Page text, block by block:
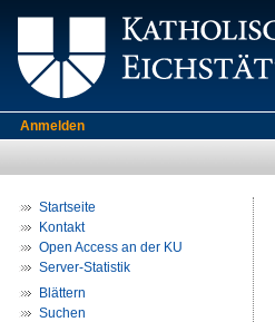
Anmelden
Startseite
Kontakt
Open Access an der KU
Server-Statistik
Blättern
Suchen